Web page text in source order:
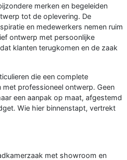
merken en begeleiden
tot de oplevering. De
en medewerkers nemen ruim
ontwerp met persoonlijke
klanten terugkomen en de zaak
die een complete
met professioneel ontwerp. Geen
een aanpak op maat, afgestemd
Wie hier binnenstapt, vertrekt
met showroom en